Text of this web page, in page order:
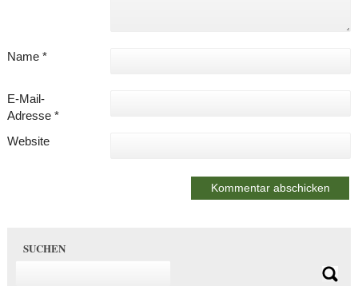
Name *
E-Mail-
Adresse *
Website
SUCHEN